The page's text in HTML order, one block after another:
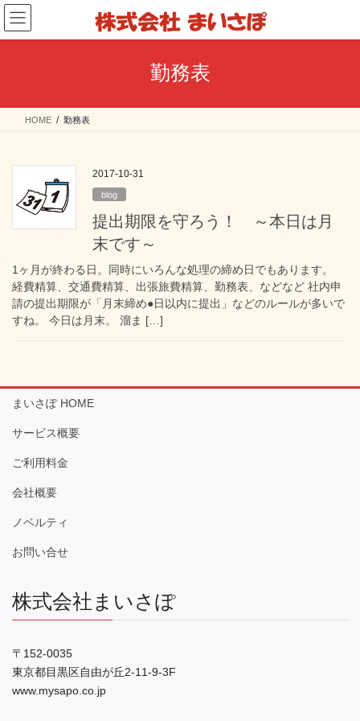
コ
ン
テ
ス
ナ
ビ
ゲ
ン
勤務表
HOME 勤務表
2017-10-31
blog
提出期限を守ろう！ ～本日は月
末です～
1ヶ月が終わる日。同時にいろんな処理の締め日でもあります。
経費精算、交通費精算、出張旅費精算、勤務表、などなど 社内申
請の提出期限が「月末締め●日以内に提出」などのルールが多いで
すね。 今日は月末。 溜ま […]
まいさぽ HOME
サービス概要
ご利用料金
会社概要
ノベルティ
お問い合せ
株式会社まいさぽ
〒152-0035
東京都目黒区自由が丘2-11-9-3F
www.mysapo.co.jp